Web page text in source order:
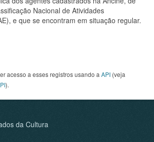
Nacional de Atividades
e que se encontram em situação regular.
acesso a esses registros usando a API (veja
).
da Cultura